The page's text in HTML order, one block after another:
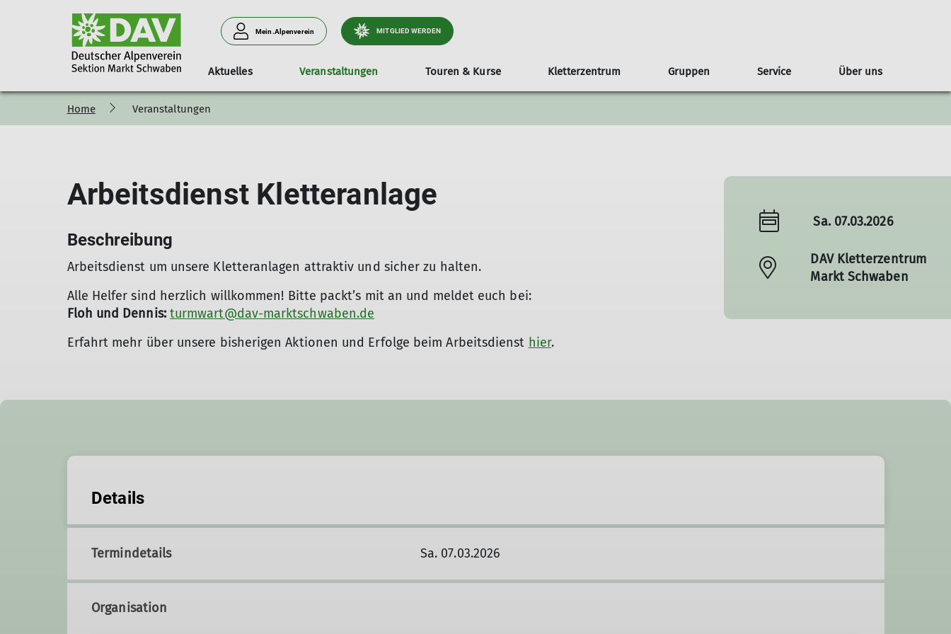
Mein.Alpenverein MITGLIED WERDEN
Aktuelles Veranstaltungen
Vorträge Mitgliederveranstaltungen
Touren & Kurse
Programm Touren Kurse & Ausbildung Anmeldung & Info Fahrgemeinschaften Tourenberichte
Kletterzentrum
Anlage & Klettern am Turm Belegungsplan & Kurse Kletterabteilung & Regeln Kontakt & Anfahrt
Gruppen
Familiengruppe Seniorengruppe Radsportgruppe Jugendgruppen
Service
Mitglied werden Für Mitglieder Downloads & Formulare Kontakt
Über uns
Unser Verein Unser Team Ehrenamt & Mitmachen Werte & Verantwortung Geschichte Satzung
Home Veranstaltungen
Arbeitsdienst Kletteranlage
Beschreibung
Arbeitsdienst um unsere Kletteranlagen attraktiv und sicher zu halten.
Alle Helfer sind herzlich willkommen! Bitte packt’s mit an und meldet euch bei:
Floh und Dennis: turmwart@dav-marktschwaben.de
Erfahrt mehr über unsere bisherigen Aktionen und Erfolge beim Arbeitsdienst hier.
Sa. 07.03.2026
DAV Kletterzentrum
Markt Schwaben
Details
Termindetails Sa. 07.03.2026
Organisation